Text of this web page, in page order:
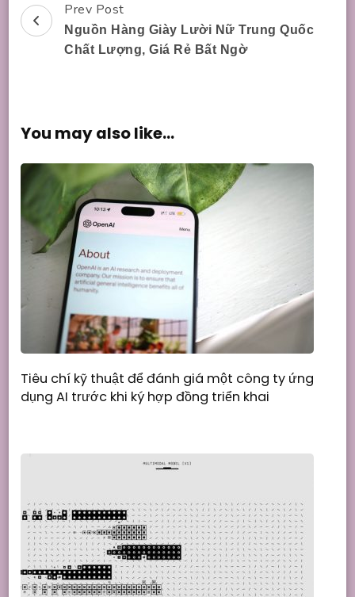
Post
Navigation
Prev Post
Nguồn Hàng Giày Lười Nữ Trung Quốc
Chất Lượng, Giá Rẻ Bất Ngờ
You may also like...
Tiêu chí kỹ thuật để đánh giá một công ty ứng
dụng AI trước khi ký hợp đồng triển khai